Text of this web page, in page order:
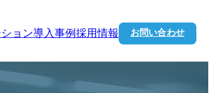
ョン導入事例 採用情報 お問い合わせ